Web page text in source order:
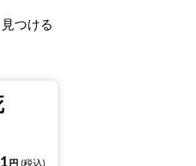
見つける
円 (税込)